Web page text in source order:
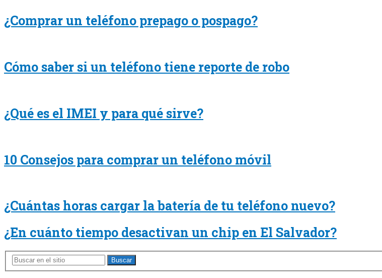
¿Comprar un teléfono prepago o pospago?
Cómo saber si un teléfono tiene reporte de robo
¿Qué es el IMEI y para qué sirve?
10 Consejos para comprar un teléfono móvil
¿Cuántas horas cargar la batería de tu teléfono nuevo?
¿En cuánto tiempo desactivan un chip en El Salvador?
Buscar